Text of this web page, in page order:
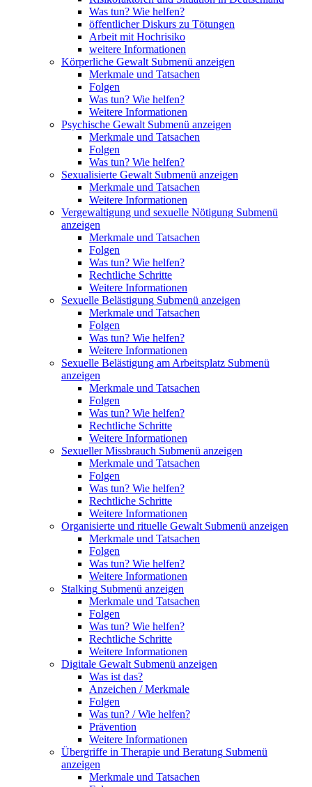
Was tun? Wie helfen?
öffentlicher Diskurs zu Tötungen
Arbeit mit Hochrisiko
weitere Informationen
Körperliche Gewalt Submenü anzeigen
Merkmale und Tatsachen
Folgen
Was tun? Wie helfen?
Weitere Informationen
Psychische Gewalt Submenü anzeigen
Merkmale und Tatsachen
Folgen
Was tun? Wie helfen?
Sexualisierte Gewalt Submenü anzeigen
Merkmale und Tatsachen
Weitere Informationen
Vergewaltigung und sexuelle Nötigung Submenü
anzeigen
Merkmale und Tatsachen
Folgen
Was tun? Wie helfen?
Rechtliche Schritte
Weitere Informationen
Sexuelle Belästigung Submenü anzeigen
Merkmale und Tatsachen
Folgen
Was tun? Wie helfen?
Weitere Informationen
Sexuelle Belästigung am Arbeitsplatz Submenü
anzeigen
Merkmale und Tatsachen
Folgen
Was tun? Wie helfen?
Rechtliche Schritte
Weitere Informationen
Sexueller Missbrauch Submenü anzeigen
Merkmale und Tatsachen
Folgen
Was tun? Wie helfen?
Rechtliche Schritte
Weitere Informationen
Organisierte und rituelle Gewalt Submenü anzeigen
Merkmale und Tatsachen
Folgen
Was tun? Wie helfen?
Weitere Informationen
Stalking Submenü anzeigen
Merkmale und Tatsachen
Folgen
Was tun? Wie helfen?
Rechtliche Schritte
Weitere Informationen
Digitale Gewalt Submenü anzeigen
Was ist das?
Anzeichen / Merkmale
Folgen
Was tun? / Wie helfen?
Prävention
Weitere Informationen
Übergriffe in Therapie und Beratung Submenü
anzeigen
Merkmale und Tatsachen